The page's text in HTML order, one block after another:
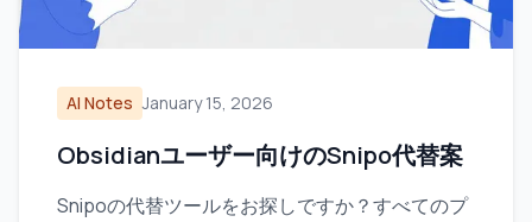
AI Notes January 15, 2026
Obsidianユーザー向けのSnipo代替案
Snipoの代替ツールをお探しですか？すべてのプ